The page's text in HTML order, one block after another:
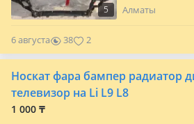
5
Так же есть
Алматы
6 августа 38 2
Носкат фара бампер радиатор
телевизор на Li L9 L8
1 000 ₸